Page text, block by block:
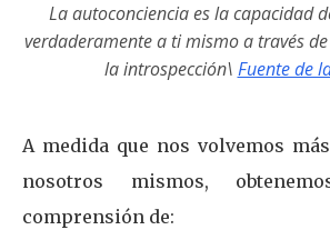
La autoconciencia es la capacidad
verdaderamente a ti mismo a través
la introspección\ Fuente de
A medida que nos volvemos
nosotros mismos,
comprensión de: